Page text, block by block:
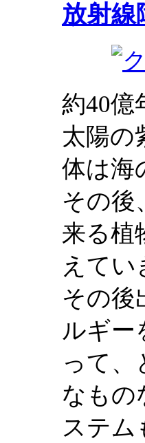
放射線
約40億
太陽の
体は海
その後
来る植
えてい
その後
ルギー
って、
なもの
ステム